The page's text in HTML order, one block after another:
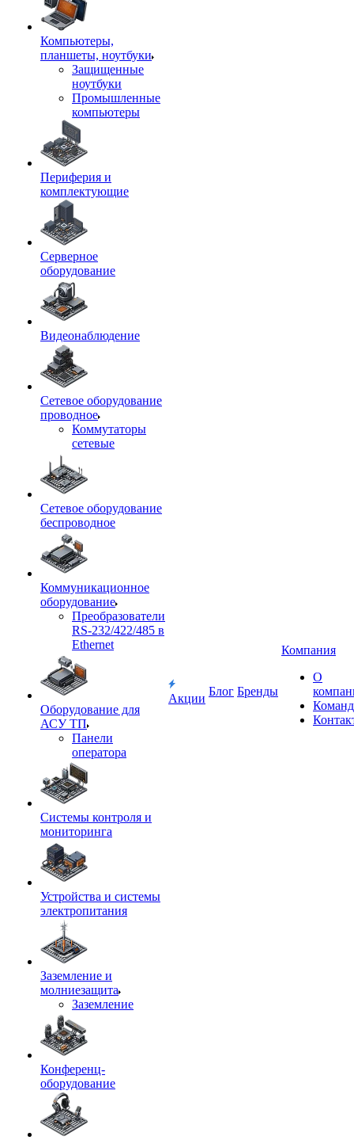
Компьютеры,
планшеты, ноутбуки
Защищенные
ноутбуки
Промышленные
компьютеры
Периферия и
комплектующие
Серверное
оборудование
Видеонаблюдение
Сетевое оборудование
проводное
Коммутаторы
сетевые
Сетевое оборудование
беспроводное
Коммуникационное
оборудование
Преобразователи
RS-232/422/485 в
Ethernet
Оборудование для
АСУ ТП
Панели
оператора
Системы контроля и
мониторинга
Устройства и системы
электропитания
Заземление и
молниезащита
Заземление
Конференц-
оборудование
Акции
Блог Бренды
Компания
О